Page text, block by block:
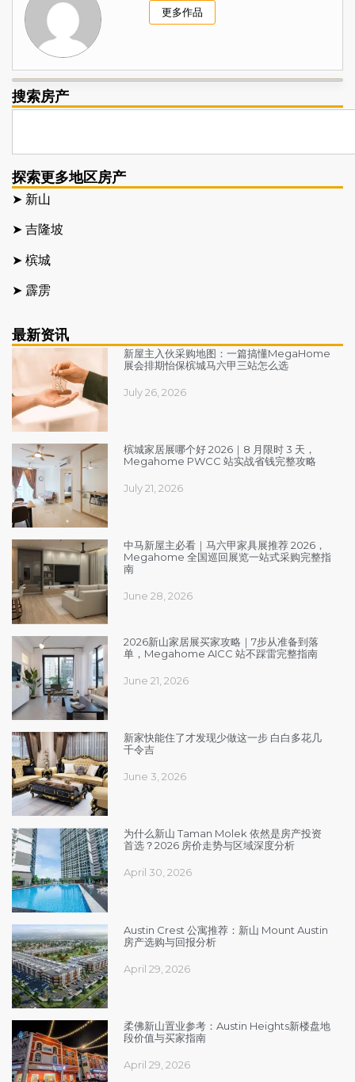
更多作品
搜索房产
探索更多地区房产
最新资讯
新屋主入伙采购地图：一篇搞懂MegaHome
展会排期怡保槟城马六甲三站怎么选
July 26, 2026
槟城家居展哪个好 2026｜8 月限时 3 天，
Megahome PWCC 站实战省钱完整攻略
July 21, 2026
中马新屋主必看｜马六甲家具展推荐 2026，
Megahome 全国巡回展览一站式采购完整指
南
June 28, 2026
2026新山家居展买家攻略｜7步从准备到落
单，Megahome AICC 站不踩雷完整指南
June 21, 2026
新家快能住了才发现少做这一步 白白多花几
千令吉
June 3, 2026
为什么新山 Taman Molek 依然是房产投资
首选？2026 房价走势与区域深度分析
April 30, 2026
Austin Crest 公寓推荐：新山 Mount Austin
房产选购与回报分析
April 29, 2026
柔佛新山置业参考：Austin Heights新楼盘地
段价值与买家指南
April 29, 2026
➤ 新山
➤ 吉隆坡
➤ 槟城
➤ 霹雳